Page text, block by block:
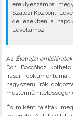
ereklyeszámba
Szalézi Központi
de ezekben a
Levéltárhoz.
Az Életrajzi emlékiratok
Don Boscóhoz
írásai,
nagyszerű írók
mestermű
És miként találták